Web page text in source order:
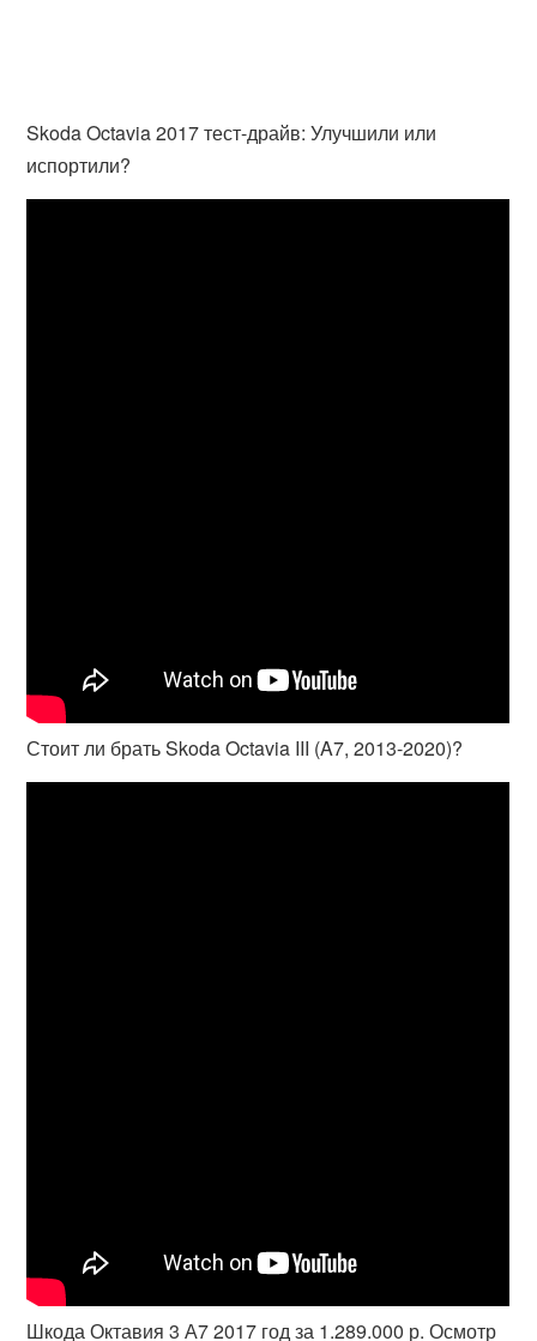
Skoda Octavia 2017 тест-драйв: Улучшили или
испортили?
Стоит ли брать Skoda Octavia III (A7, 2013-2020)?
Шкода Октавия 3 А7 2017 год за 1.289.000 р. Осмотр